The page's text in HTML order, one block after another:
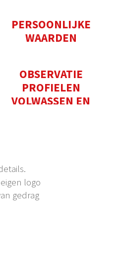
PERSOONLIJKE
WAARDEN
OBSERVATIE
PROFIELEN
VOLWASSEN EN
logo
gedrag